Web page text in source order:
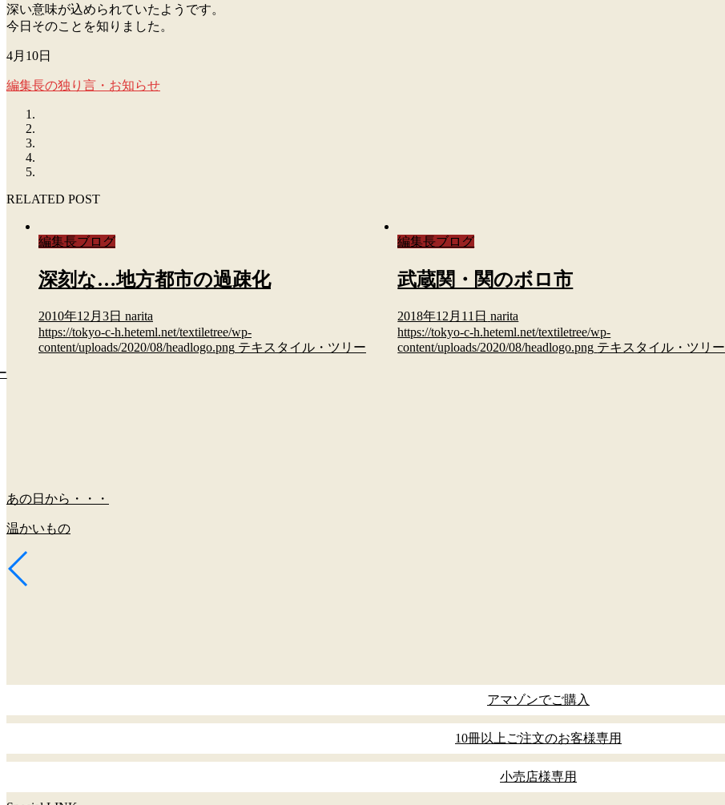
深い意味が込められていたようです。
今日そのことを知りました。
4月10日
編集長の独り言・お知らせ
RELATED POST
編集長ブログ
深刻な…地方都市の過疎化
2010年12月3日 narita
https://tokyo-c-h.heteml.net/textiletree/wp-
content/uploads/2020/08/headlogo.png テキスタイル・ツリー
編集長ブログ
武蔵関・関のボロ市
2018年12月11日 narita
https://tokyo-c-h.heteml.net/textiletree/wp-
content/uploads/2020/08/headlogo.png テキスタイル・ツリー
あの日から・・・
温かいもの
アマゾンでご購入
10冊以上ご注文のお客様専用
小売店様専用